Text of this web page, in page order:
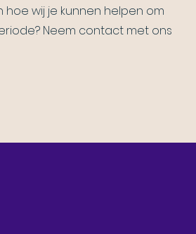
wij je kunnen helpen om
Neem contact met ons